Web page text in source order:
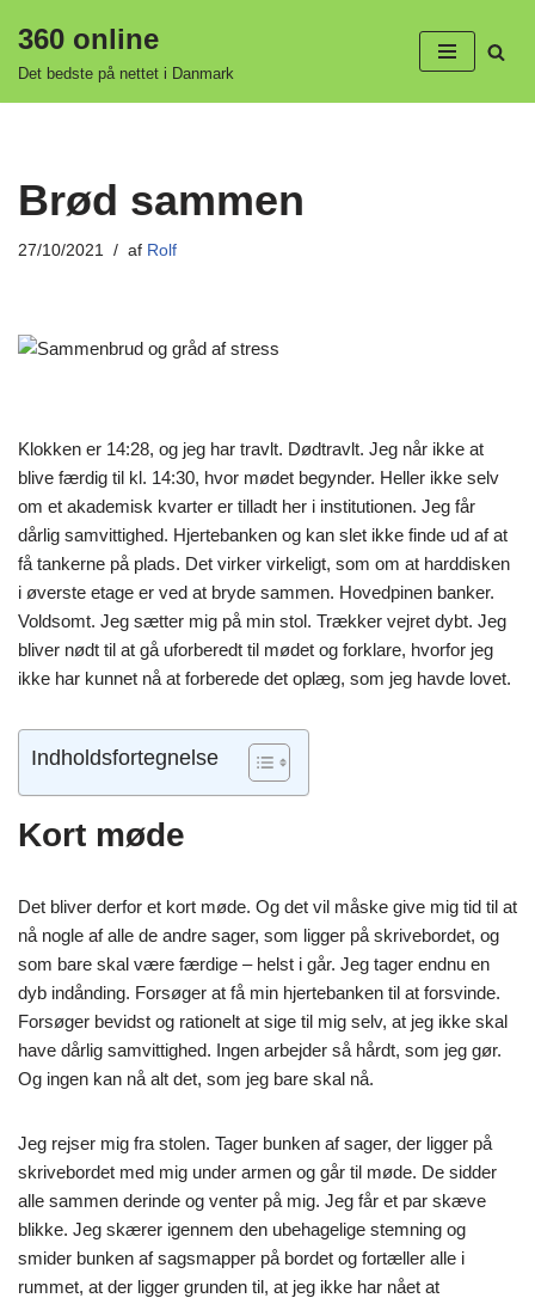
Spring
360 online
Det bedste på nettet i Danmark
Brød sammen
27/10/2021 af Rolf
Klokken er 14:28, og jeg har travlt. Dødtravlt. Jeg når ikke at
blive færdig til kl. 14:30, hvor mødet begynder. Heller ikke selv
om et akademisk kvarter er tilladt her i institutionen. Jeg får
dårlig samvittighed. Hjertebanken og kan slet ikke finde ud af at
få tankerne på plads. Det virker virkeligt, som om at harddisken
i øverste etage er ved at bryde sammen. Hovedpinen banker.
Voldsomt. Jeg sætter mig på min stol. Trækker vejret dybt. Jeg
bliver nødt til at gå uforberedt til mødet og forklare, hvorfor jeg
ikke har kunnet nå at forberede det oplæg, som jeg havde lovet.
Indholdsfortegnelse
Kort møde
Det bliver derfor et kort møde. Og det vil måske give mig tid til at
nå nogle af alle de andre sager, som ligger på skrivebordet, og
som bare skal være færdige – helst i går. Jeg tager endnu en
dyb indånding. Forsøger at få min hjertebanken til at forsvinde.
Forsøger bevidst og rationelt at sige til mig selv, at jeg ikke skal
have dårlig samvittighed. Ingen arbejder så hårdt, som jeg gør.
Og ingen kan nå alt det, som jeg bare skal nå.
Jeg rejser mig fra stolen. Tager bunken af sager, der ligger på
skrivebordet med mig under armen og går til møde. De sidder
alle sammen derinde og venter på mig. Jeg får et par skæve
blikke. Jeg skærer igennem den ubehagelige stemning og
smider bunken af sagsmapper på bordet og fortæller alle i
rummet, at der ligger grunden til, at jeg ikke har nået at